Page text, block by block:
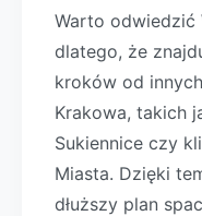
Warto odwiedzić
dlatego, że
kroków od
Krakowa, takich
Sukiennice czy
Miasta. Dzięki
dłuższy plan